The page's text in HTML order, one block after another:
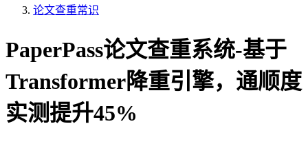
论文查重常识
PaperPass论文查重系统-基于
Transformer降重引擎，通顺度
实测提升45%